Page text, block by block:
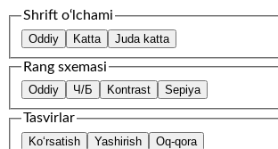
Shrift o‘lchami
Oddiy Katta Juda katta
Rang sxemasi
Oddiy Ч/Б Kontrast Sepiya
Tasvirlar
Ko‘rsatish Yashirish Oq-qora